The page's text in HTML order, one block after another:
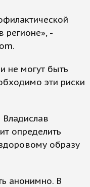
регионе», -
не могут быть
эти риски
определить
образу
анонимно. В